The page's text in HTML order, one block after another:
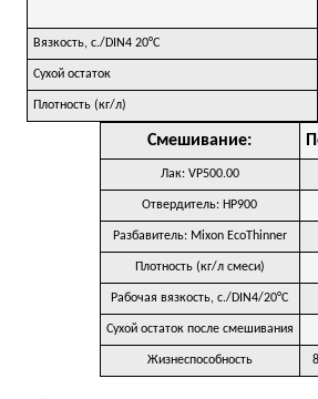
Вязкость, с./DIN4 20°C
Сухой остаток
Плотность (кг/л)
Смешивание:
Лак: VP500.00
Отвердитель: HP900
Разбавитель: Mixon EcoThinner
Плотность (кг/л смеси)
Рабочая вязкость, с./DIN4/20°C
Сухой остаток после смешивания
Жизнеспособность